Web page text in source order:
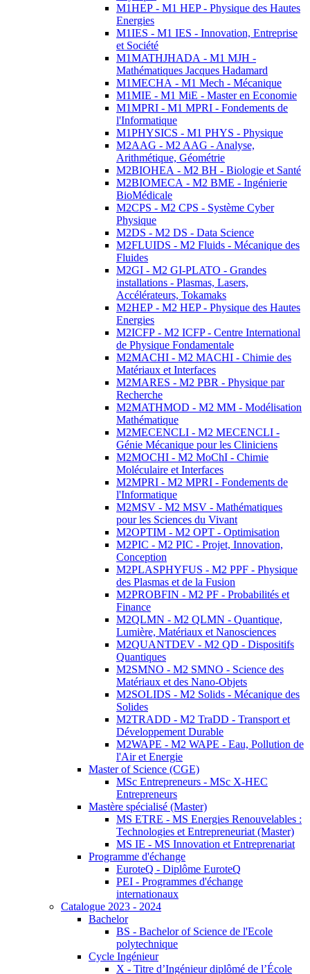
M1HEP - M1 HEP - Physique des Hautes
Energies
M1IES - M1 IES - Innovation, Entreprise
et Société
M1MATHJHADA - M1 MJH -
Mathématiques Jacques Hadamard
M1MECHA - M1 Mech - Mécanique
M1MIE - M1 MiE - Master en Economie
M1MPRI - M1 MPRI - Fondements de
l'Informatique
M1PHYSICS - M1 PHYS - Physique
M2AAG - M2 AAG - Analyse,
Arithmétique, Géométrie
M2BIOHEA - M2 BH - Biologie et Santé
M2BIOMECA - M2 BME - Ingénierie
BioMédicale
M2CPS - M2 CPS - Système Cyber
Physique
M2DS - M2 DS - Data Science
M2FLUIDS - M2 Fluids - Mécanique des
Fluides
M2GI - M2 GI-PLATO - Grandes
installations - Plasmas, Lasers,
Accélérateurs, Tokamaks
M2HEP - M2 HEP - Physique des Hautes
Energies
M2ICFP - M2 ICFP - Centre International
de Physique Fondamentale
M2MACHI - M2 MACHI - Chimie des
Matériaux et Interfaces
M2MARES - M2 PBR - Physique par
Recherche
M2MATHMOD - M2 MM - Modélisation
Mathématique
M2MECENCLI - M2 MECENCLI -
Génie Mécanique pour les Cliniciens
M2MOCHI - M2 MoChI - Chimie
Moléculaire et Interfaces
M2MPRI - M2 MPRI - Fondements de
l'Informatique
M2MSV - M2 MSV - Mathématiques
pour les Sciences du Vivant
M2OPTIM - M2 OPT - Optimisation
M2PIC - M2 PIC - Projet, Innovation,
Conception
M2PLASPHYFUS - M2 PPF - Physique
des Plasmas et de la Fusion
M2PROBFIN - M2 PF - Probabilités et
Finance
M2QLMN - M2 QLMN - Quantique,
Lumière, Matériaux et Nanosciences
M2QUANTDEV - M2 QD - Dispositifs
Quantiques
M2SMNO - M2 SMNO - Science des
Matériaux et des Nano-Objets
M2SOLIDS - M2 Solids - Mécanique des
Solides
M2TRADD - M2 TraDD - Transport et
Développement Durable
M2WAPE - M2 WAPE - Eau, Pollution de
l'Air et Energie
Master of Science (CGE)
MSc Entrepreneurs - MSc X-HEC
Entrepreneurs
Mastère spécialisé (Master)
MS ETRE - MS Energies Renouvelables :
Technologies et Entrepreneuriat (Master)
MS IE - MS Innovation et Entreprenariat
Programme d'échange
EuroteQ - Diplôme EuroteQ
PEI - Programmes d'échange
internationaux
Catalogue 2023 - 2024
Bachelor
BS - Bachelor of Science de l'Ecole
polytechnique
Cycle Ingénieur
X - Titre d’Ingénieur diplômé de l’École